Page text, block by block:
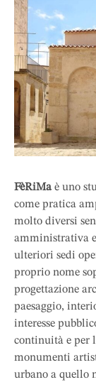
FèRiMaè uno
come pratica
molto diversi
amministrativa
ulteriori sedi
proprio nome
progettazione
paesaggio,
interesse
continuità e per
monumenti
urbano a quello